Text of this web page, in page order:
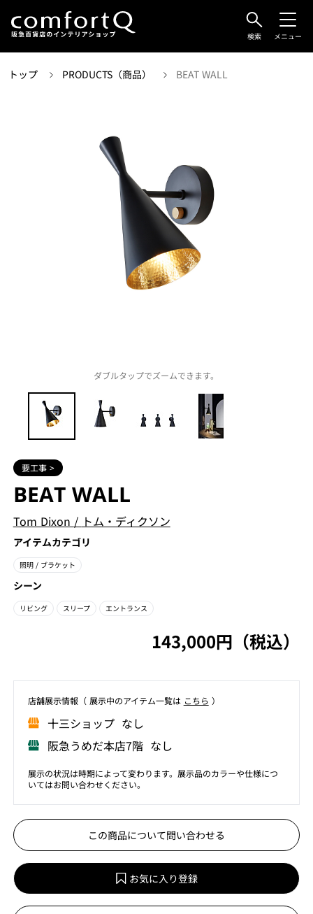
検索 メニュー
トップ PRODUCTS（商品） BEAT WALL
ダブルタップでズームできます。
要工事 >
BEAT WALL
Tom Dixon / トム・ディクソン
アイテムカテゴリ
照明 / ブラケット
シーン
リビング スリープ エントランス
143,000円（税込）
店舗展⽰情報（ 展⽰中のアイテム⼀覧は こちら ）
⼗三ショップ なし
阪急うめだ本店7階 なし
展示の状況は時期によって変わります。展示品のカラーや仕様につ
いてはお問い合わせください。
この商品について問い合わせる
お気に入り登録